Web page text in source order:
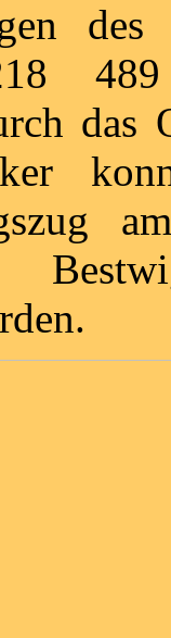
218
das